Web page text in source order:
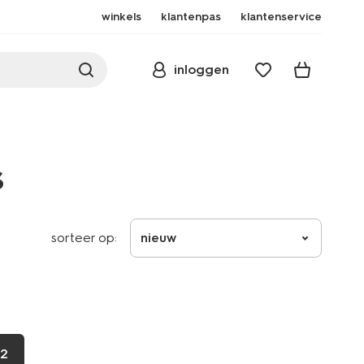
winkels klantenpas klantenservice
inloggen
sorteer op: nieuw
2